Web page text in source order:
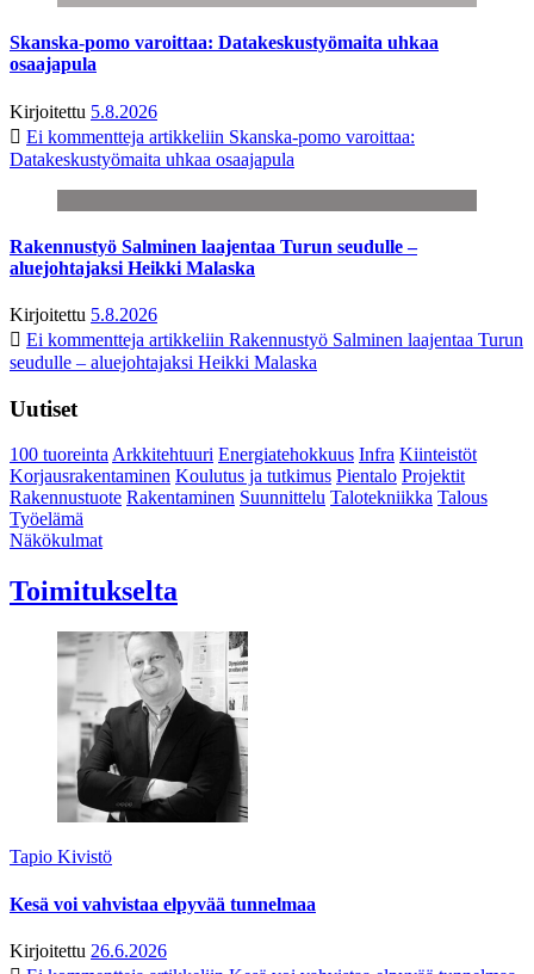
Skanska-pomo varoittaa: Datakeskustyömaita uhkaa
osaajapula
Kirjoitettu 5.8.2026
Ei kommentteja artikkeliin Skanska-pomo varoittaa:
Datakeskustyömaita uhkaa osaajapula
Rakennustyö Salminen laajentaa Turun seudulle –
aluejohtajaksi Heikki Malaska
Kirjoitettu 5.8.2026
Ei kommentteja artikkeliin Rakennustyö Salminen laajentaa Turun
seudulle – aluejohtajaksi Heikki Malaska
Uutiset
100 tuoreintaArkkitehtuuri Energiatehokkuus Infra Kiinteistöt
Korjausrakentaminen Koulutus ja tutkimus Pientalo Projektit
Rakennustuote Rakentaminen Suunnittelu Talotekniikka Talous
Työelämä
Näkökulmat
Toimitukselta
Tapio Kivistö
Kesä voi vahvistaa elpyvää tunnelmaa
Kirjoitettu 26.6.2026